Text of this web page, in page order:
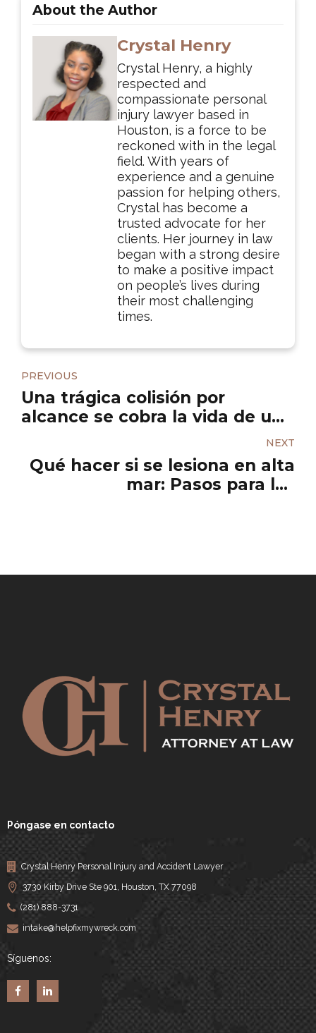
About the Author
Crystal Henry
Crystal Henry, a highly
respected and
compassionate personal
injury lawyer based in
Houston, is a force to be
reckoned with in the legal
field. With years of
experience and a genuine
passion for helping others,
Crystal has become a
trusted advocate for her
clients. Her journey in law
began with a strong desire
to make a positive impact
on people’s lives during
their most challenging
times.
PREVIOUS
Una trágica colisión por
alcance se cobra la vida de una
NEXT
Qué hacer si se lesiona en alta
mar: Pasos para los
Póngase en contacto
Crystal Henry Personal Injury and Accident Lawyer
3730 Kirby Drive Ste 901, Houston, TX 77098
(281) 888-3731
intake@helpfixmywreck.com
Síguenos: